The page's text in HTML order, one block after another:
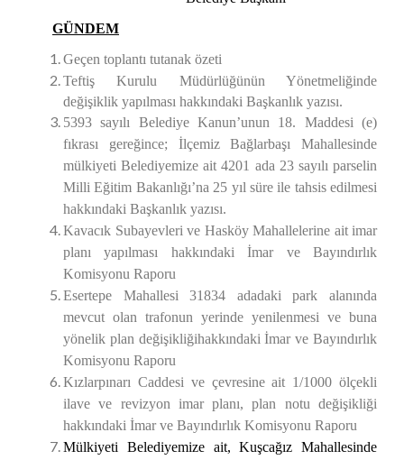
GÜNDEM
Geçen toplantı tutanak özeti
Teftiş Kurulu Müdürlüğünün Yönetmeliğinde
değişiklik yapılması hakkındaki Başkanlık yazısı.
5393 sayılı Belediye Kanun’unun 18. Maddesi (e)
fıkrası gereğince; İlçemiz Bağlarbaşı Mahallesinde
mülkiyeti Belediyemize ait 4201 ada 23 sayılı parselin
Milli Eğitim Bakanlığı’na 25 yıl süre ile tahsis edilmesi
hakkındaki Başkanlık yazısı.
Kavacık Subayevleri ve Hasköy Mahallelerine ait imar
planı yapılması hakkındaki İmar ve Bayındırlık
Komisyonu Raporu
Esertepe Mahallesi 31834 adadaki park alanında
mevcut olan trafonun yerinde yenilenmesi ve buna
yönelik plan değişikliğihakkındaki İmar ve Bayındırlık
Komisyonu Raporu
Kızlarpınarı Caddesi ve çevresine ait 1/1000 ölçekli
ilave ve revizyon imar planı, plan notu değişikliği
hakkındaki İmar ve Bayındırlık Komisyonu Raporu
Mülkiyeti Belediyemize ait, Kuşcağız Mahallesinde